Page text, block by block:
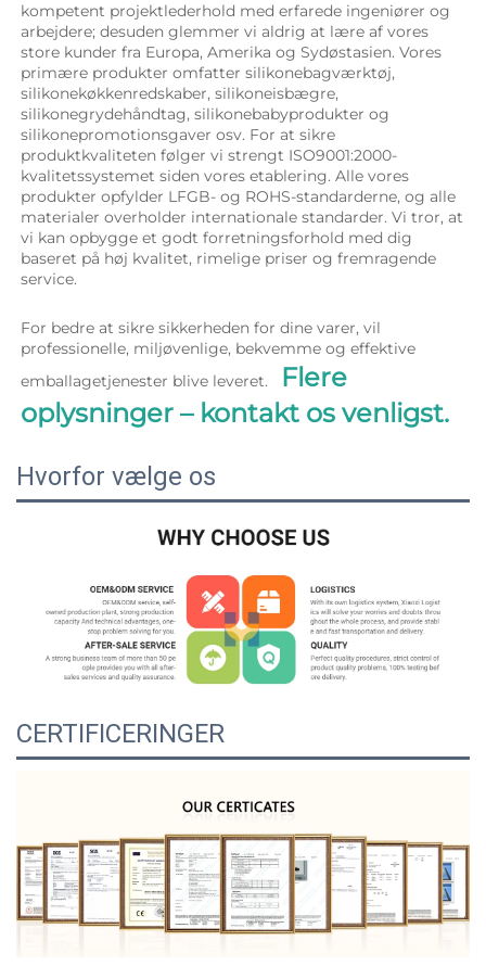
kompetent projektlederhold med erfarede ingeniører og
arbejdere; desuden glemmer vi aldrig at lære af vores
store kunder fra Europa, Amerika og Sydøstasien. Vores
primære produkter omfatter silikonebagværktøj,
silikonekøkkenredskaber, silikoneisbægre,
silikonegrydehåndtag, silikonebabyprodukter og
silikonepromotionsgaver osv. For at sikre
produktkvaliteten følger vi strengt ISO9001:2000-
kvalitetssystemet siden vores etablering. Alle vores
produkter opfylder LFGB- og ROHS-standarderne, og alle
materialer overholder internationale standarder. Vi tror, at
vi kan opbygge et godt forretningsforhold med dig
baseret på høj kvalitet, rimelige priser og fremragende
service.
For bedre at sikre sikkerheden for dine varer, vil
professionelle, miljøvenlige, bekvemme og effektive
emballagetjenester blive leveret.
Flere
oplysninger – kontakt os venligst.
Hvorfor vælge os
CERTIFICERINGER